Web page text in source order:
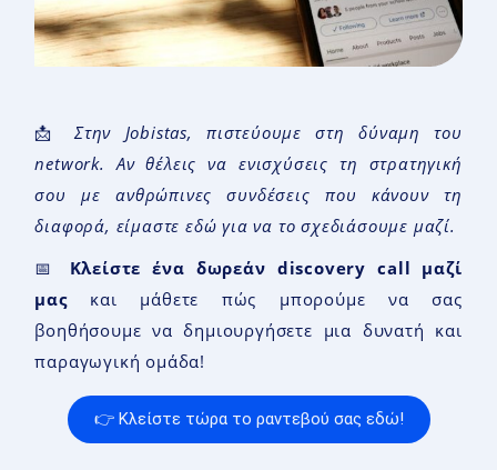
📩 Στην Jobistas, πιστεύουμε στη δύναμη του
network. Αν θέλεις να ενισχύσεις τη στρατηγική
σου με ανθρώπινες συνδέσεις που κάνουν τη
διαφορά, είμαστε εδώ για να το σχεδιάσουμε μαζί.
📅 Κλείστε ένα δωρεάν discovery call μαζί
μαςκαι μάθετε πώς μπορούμε να σας
βοηθήσουμε να δημιουργήσετε μια δυνατή και
παραγωγική ομάδα!
👉 Κλείστε τώρα το ραντεβού σας εδώ!